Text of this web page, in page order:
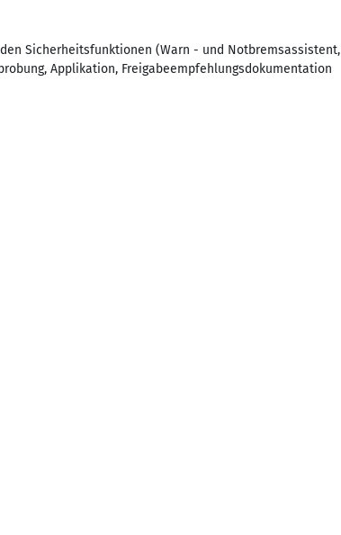
Sicherheitsfunktionen (Warn - und Notbremsassistent,
Applikation, Freigabeempfehlungsdokumentation